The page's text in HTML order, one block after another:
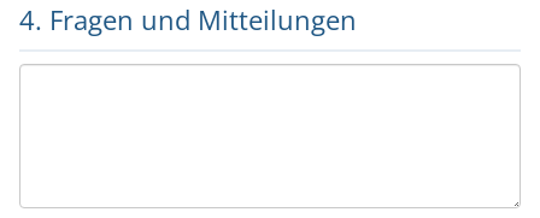
4. Fragen und Mitteilungen